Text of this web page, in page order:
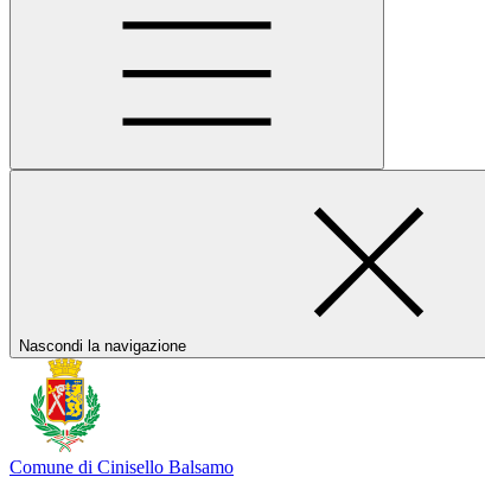
Nascondi la navigazione
Comune di Cinisello Balsamo